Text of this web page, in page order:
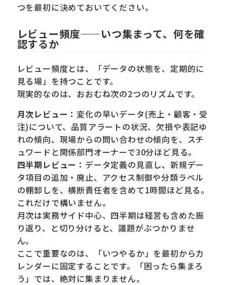
つを最初に決めておいてください。
レビュー頻度——いつ集まって、何を確
認するか
レビュー頻度とは、「データの状態を、定期的に
見る場」を持つことです。
現実的なのは、おおむね次の2つのリズムです。
月次レビュー：変化の早いデータ(売上・顧客・受
注)について、品質アラートの状況、欠損や表記ゆ
れの傾向、現場からの問い合わせの傾向を、スチ
ュワードと関係部門オーナーで30分ほど見る。
四半期レビュー： データ定義の見直し、新規デー
タ項目の追加・廃止、アクセス制御や分類ラベル
の棚卸しを、横断責任者を含めて1時間ほど見る。
これだけで構いません。
月次は実務サイド中心、四半期は経営も含めた振
り返り、と切り分けると、議題がぶつかりませ
ん。
ここで重要なのは、「いつやるか」を最初からカ
レンダーに固定することです。「困ったら集まろ
う」では、絶対に集まりません。